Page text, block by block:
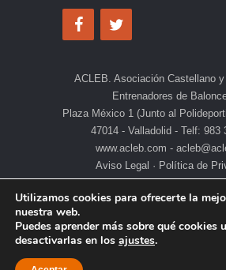
ACLEB. Asociación Castellano
Entrenadores de
Plaza México 1 (Junto al
47014 - Valladolid - Telf: 983
www.acleb.com -
Aviso Legal · Política de
Utilizamos cookies para ofrecerte la
nuestra web.
Puedes aprender más sobre qué cookies
desactivarlas en los ajustes.